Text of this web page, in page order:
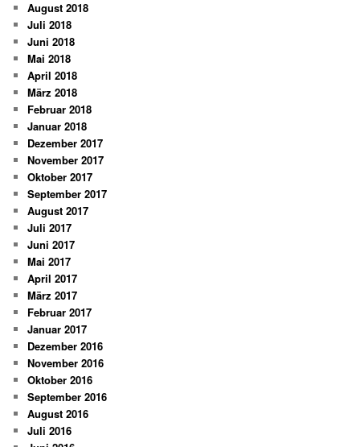
August 2018
Juli 2018
Juni 2018
Mai 2018
April 2018
März 2018
Februar 2018
Januar 2018
Dezember 2017
November 2017
Oktober 2017
September 2017
August 2017
Juli 2017
Juni 2017
Mai 2017
April 2017
März 2017
Februar 2017
Januar 2017
Dezember 2016
November 2016
Oktober 2016
September 2016
August 2016
Juli 2016